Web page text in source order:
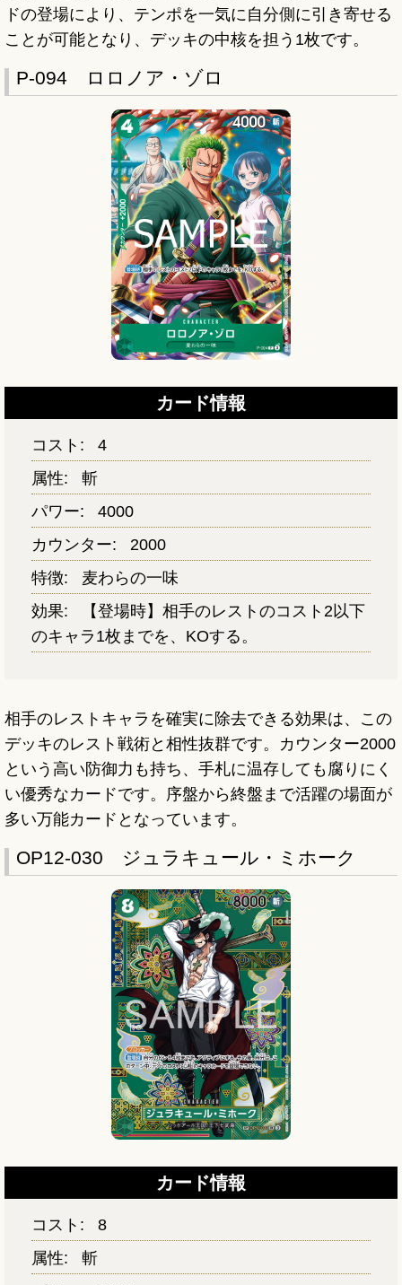
ドの登場により、テンポを一気に自分側に引き寄せる
ことが可能となり、デッキの中核を担う1枚です。
P-094 ロロノア・ゾロ
カード情報
コスト:
4
属性:
斬
パワー:
4000
カウンター:
2000
特徴:
麦わらの一味
効果:
【登場時】相手のレストのコスト2以下
のキャラ1枚までを、KOする。
相手のレストキャラを確実に除去できる効果は、この
デッキのレスト戦術と相性抜群です。カウンター2000
という高い防御力も持ち、手札に温存しても腐りにく
い優秀なカードです。序盤から終盤まで活躍の場面が
多い万能カードとなっています。
OP12-030 ジュラキュール・ミホーク
カード情報
コスト:
8
属性:
斬